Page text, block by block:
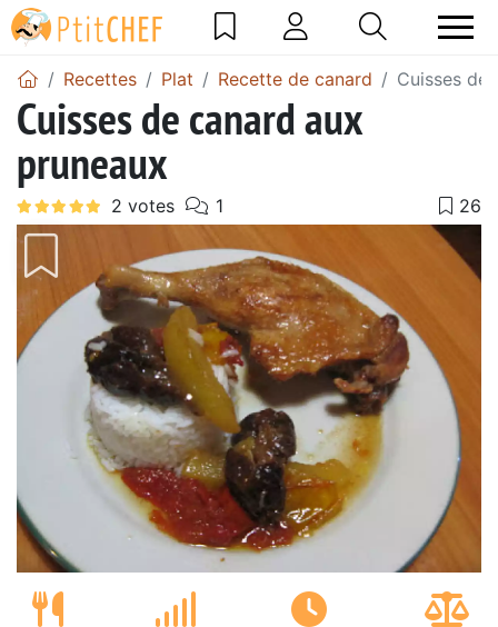
Recettes Plat Recette de canard Cuisses de
Cuisses de canard aux
pruneaux